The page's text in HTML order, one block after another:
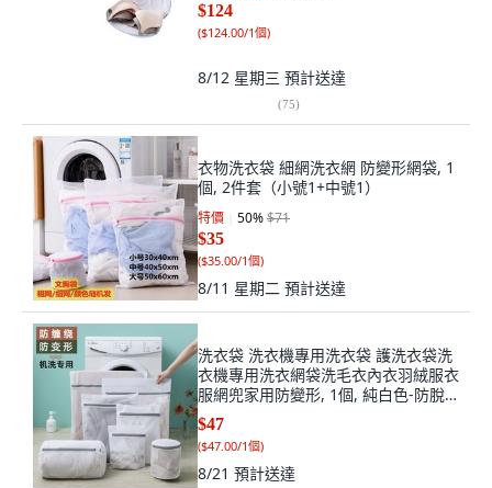
$124
($124.00/1個)
8/12 星期三 預計送達
(75)
衣物洗衣袋 細網洗衣網 防變形網袋, 1
個, 2件套（小號1+中號1）
特價 50%$71
$35
($35.00/1個)
8/11 星期二 預計送達
洗衣袋 洗衣機專用洗衣袋 護洗衣袋洗
衣機專用洗衣網袋洗毛衣內衣羽絨服衣
服網兜家用防變形, 1個, 純白色-防脫
拉鍊 洗常規衣物 剩餘81套,大號 適合
外套/大衣, 純白色
$47
($47.00/1個)
8/21 預計送達